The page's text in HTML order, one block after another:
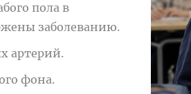
пола в
заболеванию.
артерий.
фона.